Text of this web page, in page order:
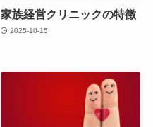
家族経営クリニックの特徴
2025-10-15